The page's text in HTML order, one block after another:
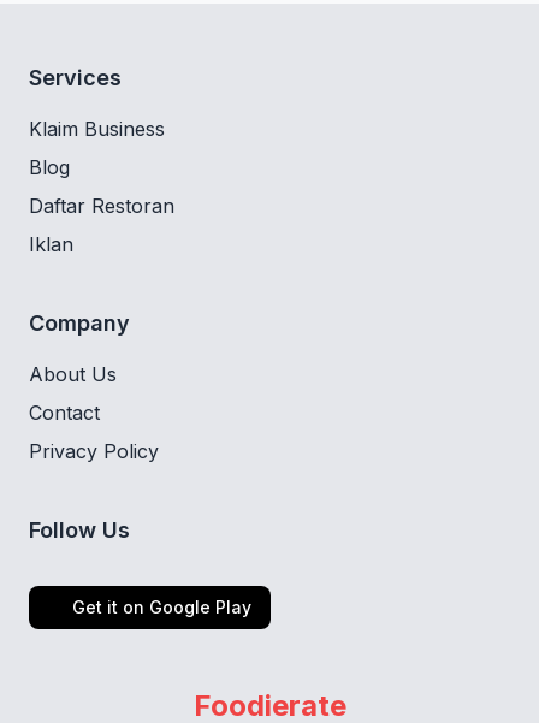
Services
Klaim Business
Blog
Daftar Restoran
Iklan
Company
About Us
Contact
Privacy Policy
Follow Us
Get it on Google Play
Foodierate